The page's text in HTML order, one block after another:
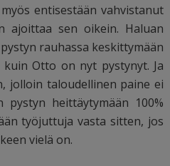
entisestään vahvistanut
ajoittaa sen oikein. Haluan
rauhassa keskittymään
Otto on nyt pystynyt. Ja
jolloin taloudellinen paine ei
heittäytymään 100%
työjuttuja vasta sitten, jos
vielä on.